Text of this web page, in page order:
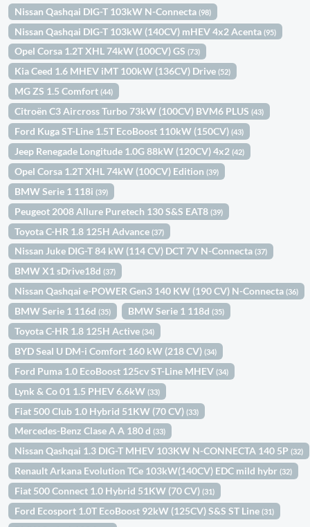
Nissan Qashqai DIG-T 103kW N-Connecta(98)
Nissan Qashqai DIG-T 103kW (140CV) mHEV 4x2 Acenta(95)
Opel Corsa 1.2T XHL 74kW (100CV) GS(73)
Kia Ceed 1.6 MHEV iMT 100kW (136CV) Drive(52)
MG ZS 1.5 Comfort(44)
Citroën C3 Aircross Turbo 73kW (100CV) BVM6 PLUS(43)
Ford Kuga ST-Line 1.5T EcoBoost 110kW (150CV)(43)
Jeep Renegade Longitude 1.0G 88kW (120CV) 4x2(42)
Opel Corsa 1.2T XHL 74kW (100CV) Edition(39)
BMW Serie 1 118i(39)
Peugeot 2008 Allure Puretech 130 S&S EAT8(39)
Toyota C-HR 1.8 125H Advance(37)
Nissan Juke DIG-T 84 kW (114 CV) DCT 7V N-Connecta(37)
BMW X1 sDrive18d(37)
Nissan Qashqai e-POWER Gen3 140 KW (190 CV) N-Connecta(36)
BMW Serie 1 116d(35) BMW Serie 1 118d(35)
Toyota C-HR 1.8 125H Active(34)
BYD Seal U DM-i Comfort 160 kW (218 CV)(34)
Ford Puma 1.0 EcoBoost 125cv ST-Line MHEV(34)
Lynk & Co 01 1.5 PHEV 6.6kW(33)
Fiat 500 Club 1.0 Hybrid 51KW (70 CV)(33)
Mercedes-Benz Clase A A 180 d(33)
Nissan Qashqai 1.3 DIG-T MHEV 103KW N-CONNECTA 140 5P(32)
Renault Arkana Evolution TCe 103kW(140CV) EDC mild hybr(32)
Fiat 500 Connect 1.0 Hybrid 51KW (70 CV)(31)
Ford Ecosport 1.0T EcoBoost 92kW (125CV) S&S ST Line(31)